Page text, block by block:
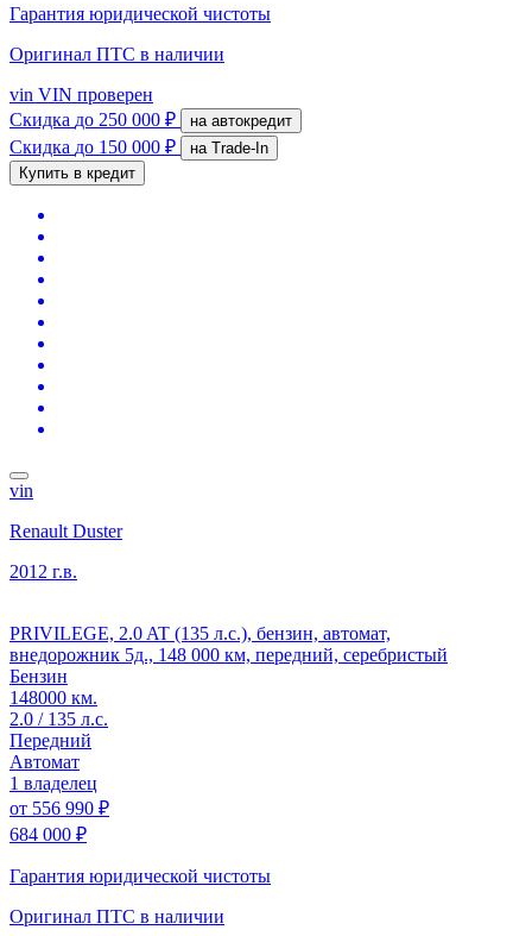
Гарантия юридической чистоты
Оригинал ПТС в наличии
vin VIN проверен
Скидка до 250 000 ₽ на автокредит
Скидка до 150 000 ₽
на Trade-In
Купить в кредит
vin
Renault Duster
2012 г.в.
PRIVILEGE, 2.0 AT (135 л.с.), бензин, автомат,
внедорожник 5д., 148 000 км, передний, серебристый
Бензин
148000 км.
2.0 / 135 л.с.
Передний
Автомат
1 владелец
от 556 990 ₽
684 000 ₽
Гарантия юридической чистоты
Оригинал ПТС в наличии